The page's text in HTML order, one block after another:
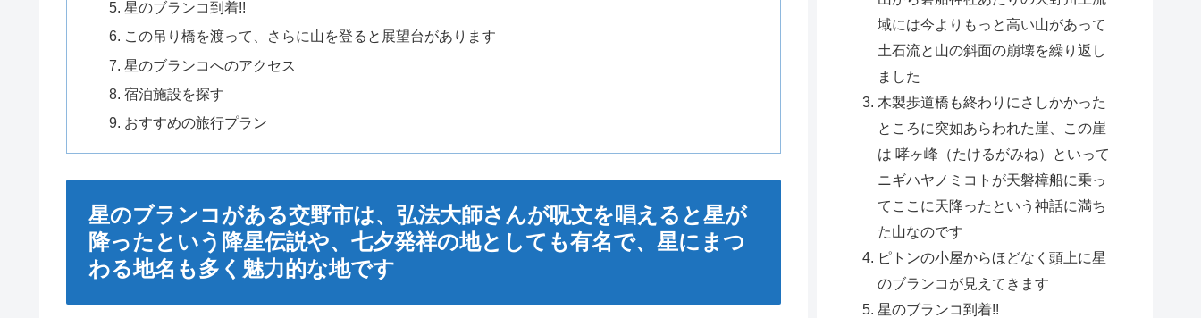
星のブランコ到着!!
この吊り橋を渡って、さらに山を登ると展望台があります
星のブランコへのアクセス
宿泊施設を探す
おすすめの旅行プラン
星のブランコがある交野市は、弘法大師さんが呪文を唱えると星が
降ったという降星伝説や、七夕発祥の地としても有名で、星にまつ
わる地名も多く魅力的な地です
域には今よりもっと高い山があって
土石流と山の斜面の崩壊を繰り返し
ました
木製歩道橋も終わりにさしかかった
ところに突如あらわれた崖、この崖
は 哮ヶ峰（たけるがみね）といって
ニギハヤノミコトが天磐樟船に乗っ
てここに天降ったという神話に満ち
た山なのです
ピトンの小屋からほどなく頭上に星
のブランコが見えてきます
星のブランコ到着!!